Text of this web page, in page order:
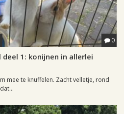
0
1: konijnen in allerlei
mee te knuffelen. Zacht velletje, rond